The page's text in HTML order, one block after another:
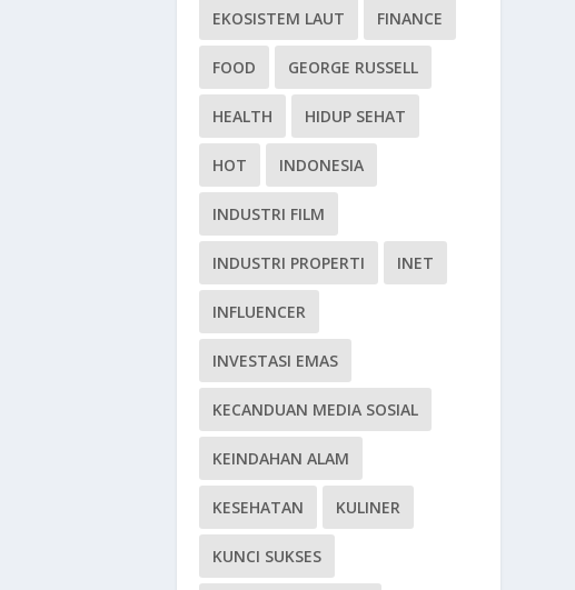
EKOSISTEM LAUT FINANCE
FOOD GEORGE RUSSELL
HEALTH HIDUP SEHAT
HOT INDONESIA
INDUSTRI FILM
INDUSTRI PROPERTI INET
INFLUENCER
INVESTASI EMAS
KECANDUAN MEDIA SOSIAL
KEINDAHAN ALAM
KESEHATAN KULINER
KUNCI SUKSES